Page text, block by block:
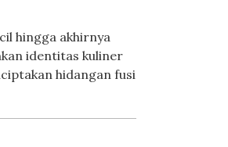
hingga akhirnya
identitas kuliner
hidangan fusi